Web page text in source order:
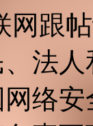
网跟
法
网络